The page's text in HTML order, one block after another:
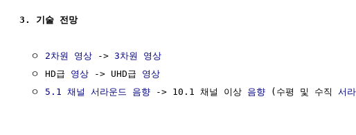
3. 기술 전망
  ㅇ
2차원 영상 -> 3차원
영상
  ㅇ HD급
영상 -> UHD급 영상
  ㅇ
5.1 채널 서라운드 음향 -> 10.1 채널 이상 음향 (수평 및 수직 서